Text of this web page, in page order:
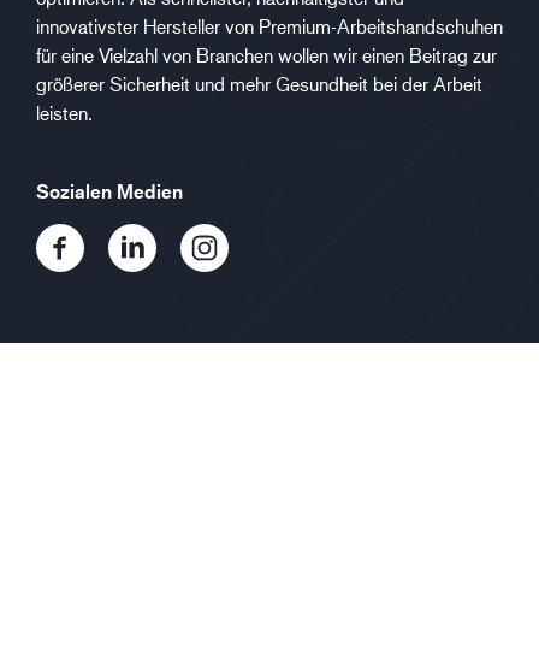
innovativster Hersteller von Premium-Arbeitshandschuhen
für eine Vielzahl von Branchen wollen wir einen Beitrag zur
größerer Sicherheit und mehr Gesundheit bei der Arbeit
leisten.
Sozialen Medien